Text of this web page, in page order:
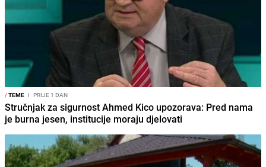
/TEME I PRIJE 1 DAN
Stručnjak za sigurnost Ahmed Kico upozorava: Pred nama
je burna jesen, institucije moraju djelovati